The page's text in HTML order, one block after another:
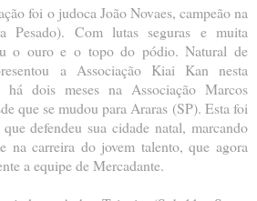
foi o judoca João Novaes, campeão na
Pesado). Com lutas seguras e muita
o ouro e o topo do pódio. Natural de
a Associação Kiai Kan nesta
há dois meses na Associação Marcos
que se mudou para Araras (SP). Esta foi
defendeu sua cidade natal, marcando
na carreira do jovem talento, que agora
a equipe de Mercadante.